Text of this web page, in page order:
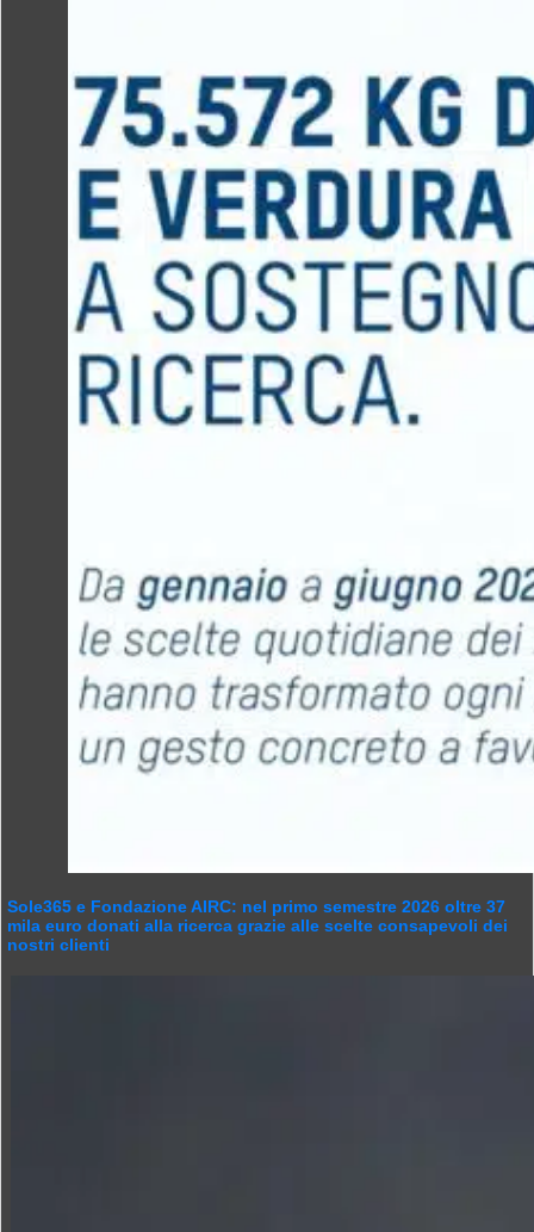
Sole365 e Fondazione AIRC: nel primo semestre 2026 oltre 37
mila euro donati alla ricerca grazie alle scelte consapevoli dei
nostri clienti